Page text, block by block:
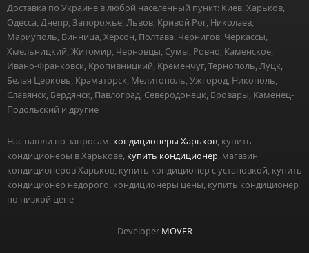
Доставка по Украине в любой населенный пункт: Киев, Харьков,
Одесса, Днепр, Запорожье, Львов, Кривой Рог, Николаев,
Мариуполь, Винница, Херсон, Полтава, Чернигов, Черкассы,
Хмельницкий, Житомир, Черновцы, Сумы, Ровно, Каменское,
Ивано-Франковск, Кропивницкий, Кременчуг, Тернополь, Луцк,
Белая Церковь, Краматорск, Мелитополь, Ужгород, Никополь,
Славянск, Бердянск, Павлоград, Северодонецк, Бровары, Каменец-
Подольский и другие
Нас нашли по запросам: кондиционеры Харьков , купить
кондиционеры в Харькове, купить кондиционер , магазин
кондиционеров Харьков, купить кондиционер с установкой, купить
кондиционер недорого, кондиционеры цены, купить кондиционер
по низкой цене
Developer MOVER